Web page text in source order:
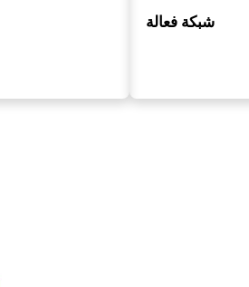
شبكة فعالة